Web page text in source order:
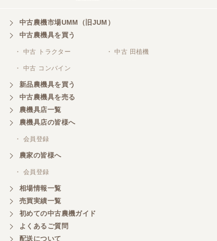
中古農機市場UMM（旧JUM）
中古農機具を買う
・ 中古 トラクター ・ 中古 田植機
・ 中古 コンバイン
新品農機具を買う
中古農機具を売る
農機具店一覧
農機具店の皆様へ
・ 会員登録
農家の皆様へ
・ 会員登録
相場情報一覧
売買実績一覧
初めての中古農機ガイド
よくあるご質問
配送について